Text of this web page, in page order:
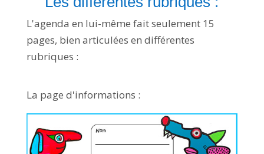
L'agenda en lui-même fait seulement 15
pages, bien articulées en différentes
rubriques :
La page d'informations :